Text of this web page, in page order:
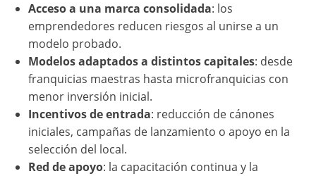
Acceso a una marca consolidada: los
emprendedores reducen riesgos al unirse a un
modelo probado.
Modelos adaptados a distintos capitales: desde
franquicias maestras hasta microfranquicias con
menor inversión inicial.
Incentivos de entrada: reducción de cánones
iniciales, campañas de lanzamiento o apoyo en la
selección del local.
Red de apoyo: la capacitación continua y la